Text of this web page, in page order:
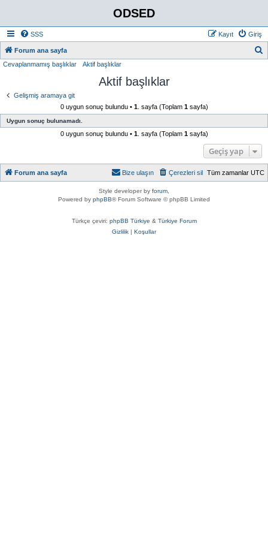
ODSED
SSS Giriş
Kayıt
Forum ana sayfa
Cevaplanmamış başlıklar Aktif başlıklar
Aktif başlıklar
Gelişmiş aramaya git
0 uygun sonuç bulundu • 1. sayfa (Toplam 1sayfa)
Uygun sonuç bulunamadı.
0 uygun sonuç bulundu • 1. sayfa (Toplam 1sayfa)
Geçiş yap
Forum ana sayfa Tüm zamanlar UTC
Çerezleri sil
Bize ulaşın
Style developer by forum
Powered by phpBB® Forum Software © phpBB Limited
Türkçe çeviri: phpBB Türkiye & Türkiye Forum
Gizlilik | Koşullar